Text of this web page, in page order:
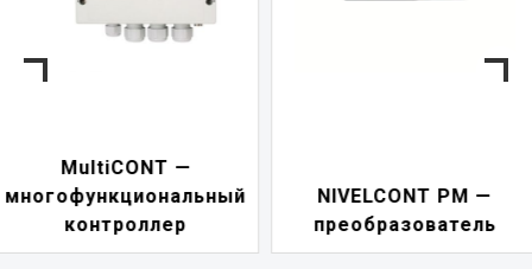
NIVELCONT PM —
преобразователь
переключатель